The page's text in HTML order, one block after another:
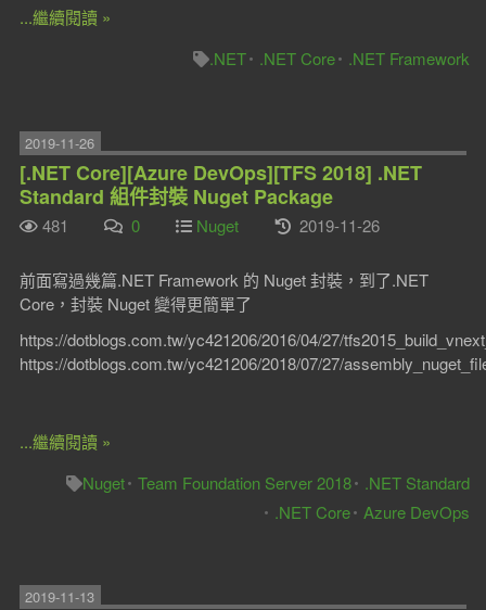
...繼續閱讀 »
.NET
.NET Core .NET Framework
2019-11-26
[.NET Core][Azure DevOps][TFS 2018] .NET
Standard 組件封裝 Nuget Package
481 0 Nuget 2019-11-26
前面寫過幾篇.NET Framework 的 Nuget 封裝，到了.NET
Core，封裝 Nuget 變得更簡單了
https://dotblogs.com.tw/yc421206/2016/04/27/
https://dotblogs.com.tw/yc421206/2018/07/27/
...繼續閱讀 »
Nuget Team Foundation Server 2018
.NET Standard
.NET Core Azure DevOps
2019-11-13